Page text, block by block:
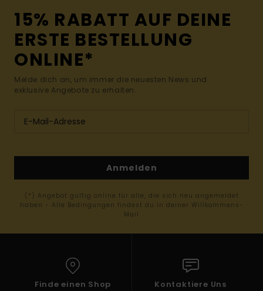
15% RABATT AUF DEINE
ERSTE BESTELLUNG
ONLINE*
Melde dich an, um immer die neuesten News und
exklusive Angebote zu erhalten.
Anmelden
(*) Angebot gültig online für alle, die sich neu angemeldet
haben - Alle Bedingungen findest du in deiner Willkommens-
Mail
Finde einen Shop Kontaktiere Uns